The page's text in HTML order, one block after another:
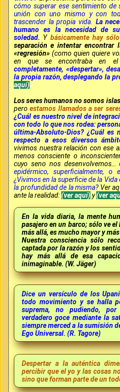
cómo superar ese sentimiento de
unión con uno mismo y con
trascender la propia vida.
La
humano es la necesidad de
soledad. Y básicamente hay
separación e intentar encontrar
«regresión» (como quien quiere
en que se encontraba en
completamente, «despertar»,
la propia razón, desplegando la
aquí)
Los seres humanos no somos islas
peroestamos llamados a ser
¿Cuál es nuestro nivel de
con todo lo que nos rodea:
última-Absoluto-Dios? ¿Cuál es
respecto a esos diversos
vivimos nuestra relación con ese
menos consciente o
cuyo seno nos desenvolvemos…
epidérmico, superficialmente, o
¿Vivimos en la superficie de la
la profundidad de la misma?Ver
ante la realidad:(ver aquí) y(ver
En la vida diaria, la mente
pasajero en un barco; sólo ve
más allá, es mucho mayor y
Nuestra consciencia sólo
captada por la razón y los
hay más allá de esa
inimaginable. (W. Jäger)
Dice un versículo de los
todo movimiento y se halla
suprema, no pudiendo,
verdadero goce mediante la
siempre merced a la sumisión
Ego Universal. (R. Tagore)
Despertar a la auténtica
percibir que el yo y las cosas
sino que forman parte de un